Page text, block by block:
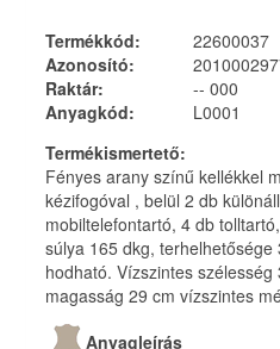
Termékkód:
22600037
Azonosító:
Raktár:
-- 000
Anyagkód:
L0001
Termékismertető:
Fényes arany színű kellékkel
kézifogóval , belül 2 db
mobiltelefontartó, 4 db
súlya 165 dkg, terhelhetősége
hodható. Vízszintes
magasság 29 cm vízszintes
Anyagleírás